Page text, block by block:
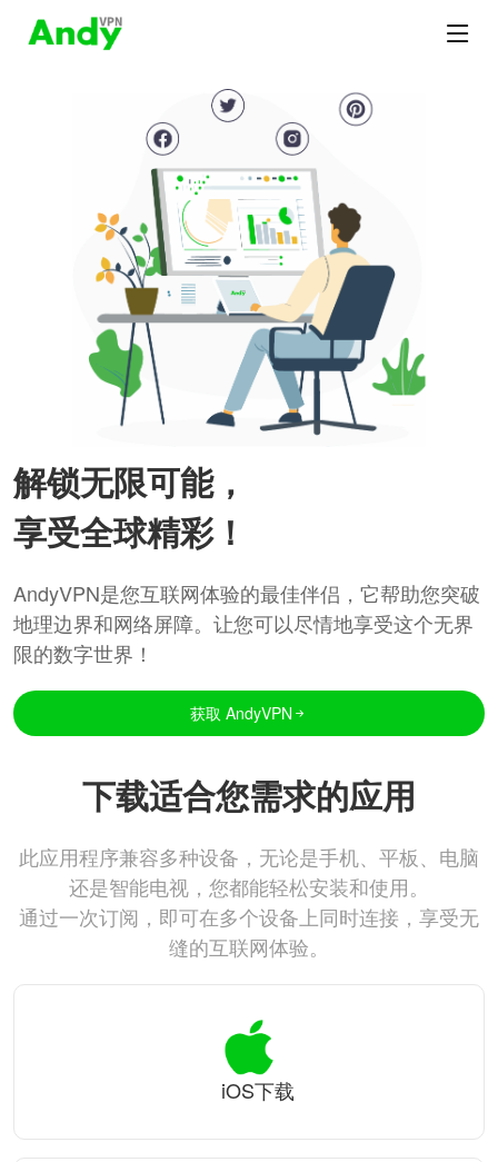
解锁无限可能，
享受全球精彩！
AndyVPN是您互联网体验的最佳伴侣，它帮助您突破
地理边界和网络屏障。让您可以尽情地享受这个无界
限的数字世界！
获取 AndyVPN
下载适合您需求的应用
此应用程序兼容多种设备，无论是手机、平板、电脑
还是智能电视，您都能轻松安装和使用。
通过一次订阅，即可在多个设备上同时连接，享受无
缝的互联网体验。
iOS下载